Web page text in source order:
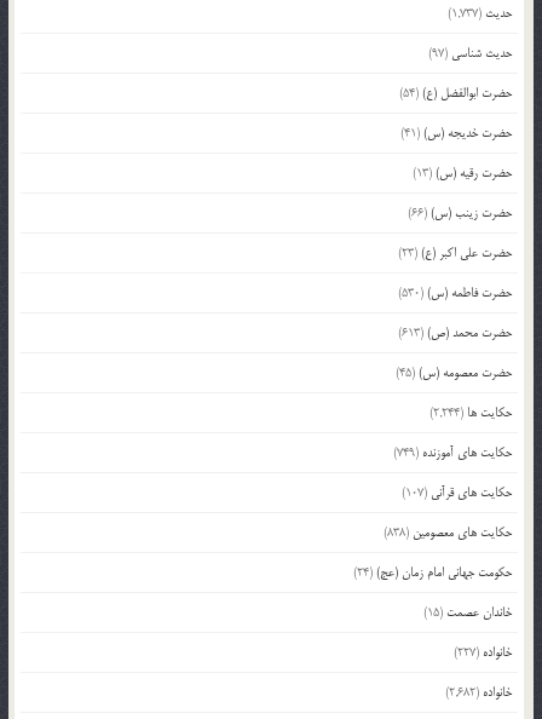
حدیث (1,737)
حدیث شناسی (97)
حضرت ابوالفضل (ع)(54)
حضرت خدیجه (س)(41)
حضرت رقیه (س)(13)
حضرت زینب (س)(66)
حضرت علی اکبر (ع)(23)
حضرت فاطمه (س)(530)
حضرت محمد (ص)(613)
حضرت معصومه (س)(45)
حکایت ها (2,244)
حکایت های آموزنده (749)
حکایت های قرآنی (107)
حکایت های معصومین (838)
حکومت جهانی امام زمان (عج)(24)
خاندان عصمت (15)
خانواده (227)
خانواده (2,682)